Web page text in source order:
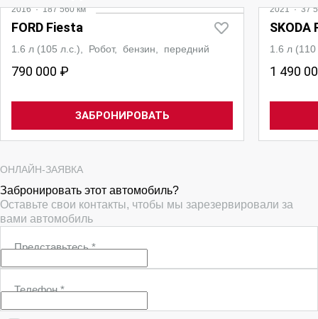
2016·187 560 км
FORD Fiesta
1.6 л (105 л.с.), Робот, бензин, передний
790 000 ₽
ЗАБРОНИРОВАТЬ
2021·37
SKODA
1.6 л
1 490
ОНЛАЙН-ЗАЯВКА
Забронировать этот автомобиль?
Оставьте свои контакты, чтобы мы зарезервировали за
вами автомобиль
Представьтесь*
Телефон*